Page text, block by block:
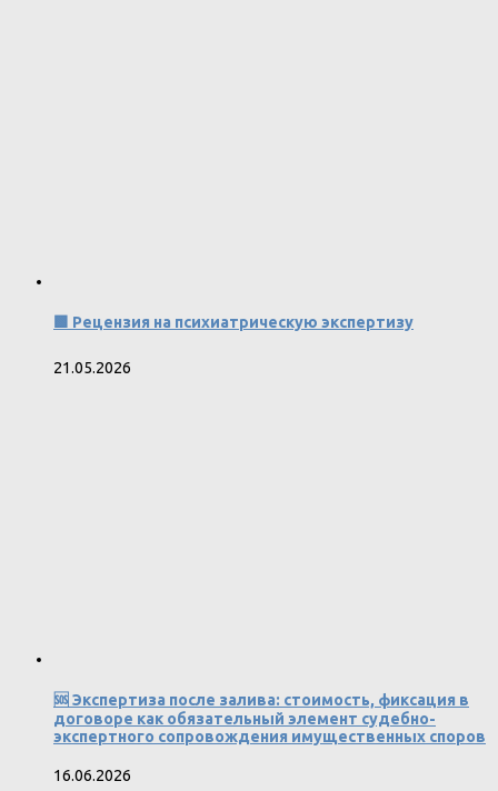
🟩 Рецензия на психиатрическую экспертизу
21.05.2026
🆘 Экспертиза после залива: стоимость, фиксация в
договоре как обязательный элемент судебно-
экспертного сопровождения имущественных споров
16.06.2026